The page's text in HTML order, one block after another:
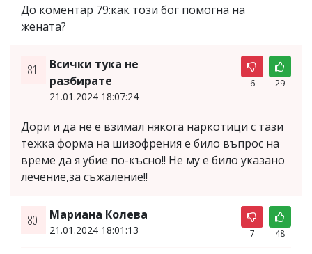
До коментар 79:как този бог помогна на
жената?
81.
Всички тука не
разбирате
21.01.2024 18:07:24
6 29
Дори и да не е взимал някога наркотици с тази
тежка форма на шизофрения е било въпрос на
време да я убие по-късно!! Не му е било указано
лечение,за съжаление!!
80. Мариана Колева
21.01.2024 18:01:13 7 48